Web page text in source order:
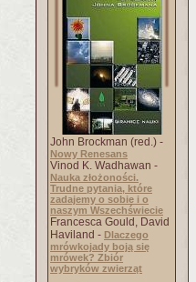
John Brockman (red.) -
Nowy Renesans
Vinod K. Wadhawan -
Nauka złożoności.
Trudne pytania, które
zadajemy o sobie i o
naszym Wszechświecie
Francesca Gould, David
Haviland - Dlaczego
mrówkojady boją się
mrówek? Zbiór
wybryków zwierząt